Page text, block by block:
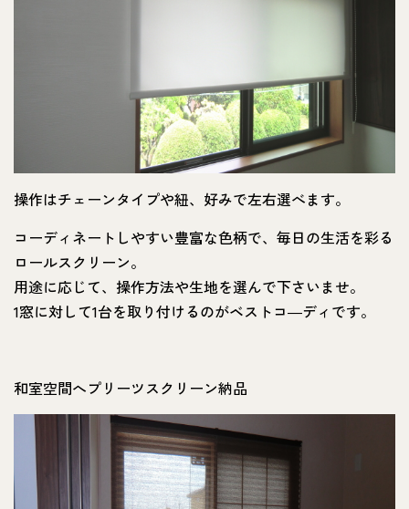
操作はチェーンタイプや紐、好みで左右選べます。
コーディネートしやすい豊富な色柄で、毎日の生活を彩る
ロールスクリーン。
用途に応じて、操作方法や生地を選んで下さいませ。
1窓に対して1台を取り付けるのがベストコ―ディです。
和室空間へプリーツスクリーン納品